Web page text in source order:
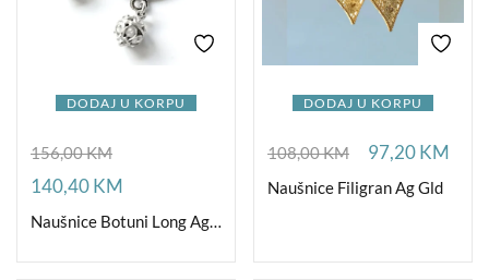
DODAJ U KORPU
156,00KM
140,40KM
Naušnice Botuni Long Ag Rh
DODAJ U KORPU
108,00KM 97,20KM
Naušnice Filigran Ag Gld